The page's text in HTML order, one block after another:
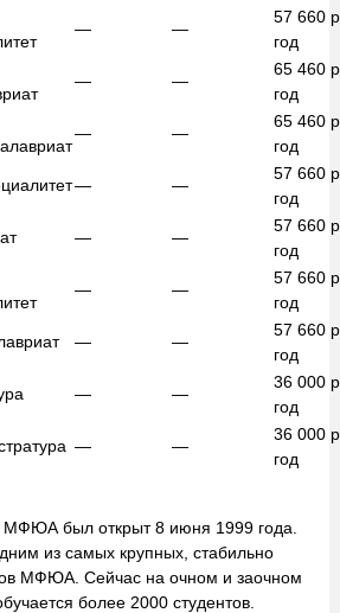
— —
57 660
год
— —
65 460
год
— —
65 460
год
— —
57 660
год
— —
57 660
год
— —
57 660
год
— —
57 660
год
— —
36 000
год
— —
36 000
год
был открыт 8 июня 1999 года.
из самых крупных, стабильно
МФЮА. Сейчас на очном и заочном
более 2000 студентов.